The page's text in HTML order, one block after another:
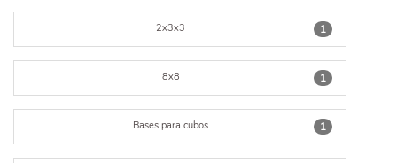
1
2x3x3
1
8x8
1
Bases para cubos